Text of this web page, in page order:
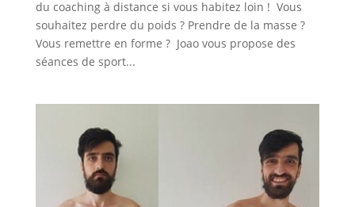
du coaching à distance si vous habitez loin ! Vous
souhaitez perdre du poids ? Prendre de la masse ?
Vous remettre en forme ? Joao vous propose des
séances de sport...